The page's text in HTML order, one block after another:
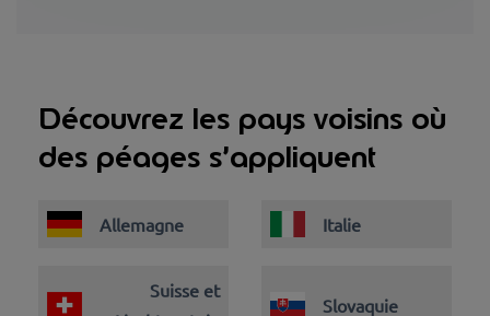
Découvrez les pays voisins où
des péages s’appliquent
Allemagne Italie
Suisse et
Slovaquie